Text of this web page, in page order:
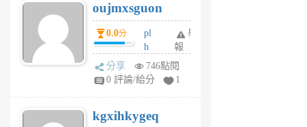
個
月
前
個
月
前
oujmxsguon
0.0分
pl
h
wi
w
6
舉
報
分享
746點閱
0 評論/給分
1
kgxihkygeq